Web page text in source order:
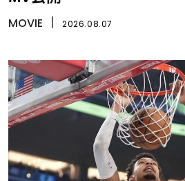
MOVIE 2026.08.07